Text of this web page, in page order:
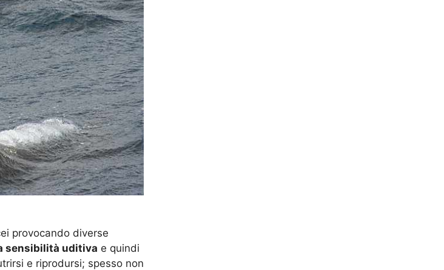
provocando diverse
sensibilità uditiva e quindi
e riprodursi; spesso non